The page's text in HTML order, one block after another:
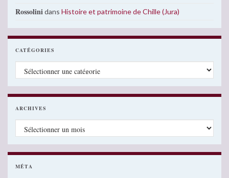
Rossolinidans Histoire et patrimoine de Chille (Jura)
CATÉGORIES
Catégories
ARCHIVES
Archives
MÉTA